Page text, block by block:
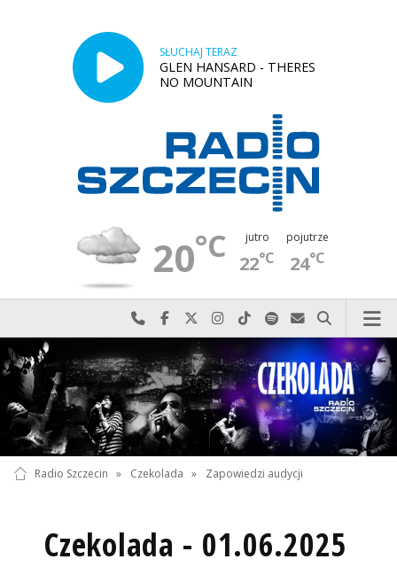
SŁUCHAJ TERAZ
GLEN HANSARD - THERES
NO MOUNTAIN
20°C jutro
22°C
pojutrze
24°C
Najlepiej po prostu do nas zadzwoń
Odwiedź nas na Facebook-u
Odwiedź nas na X
Odwiedź nas na Instagram-ie
Odwiedź nas na TikTok-u
Szukaj nas na Spotify
Wyślij do nas
Szukaj
Radio Szczecin » Czekolada » Zapowiedzi audycji
Czekolada - 01.06.2025